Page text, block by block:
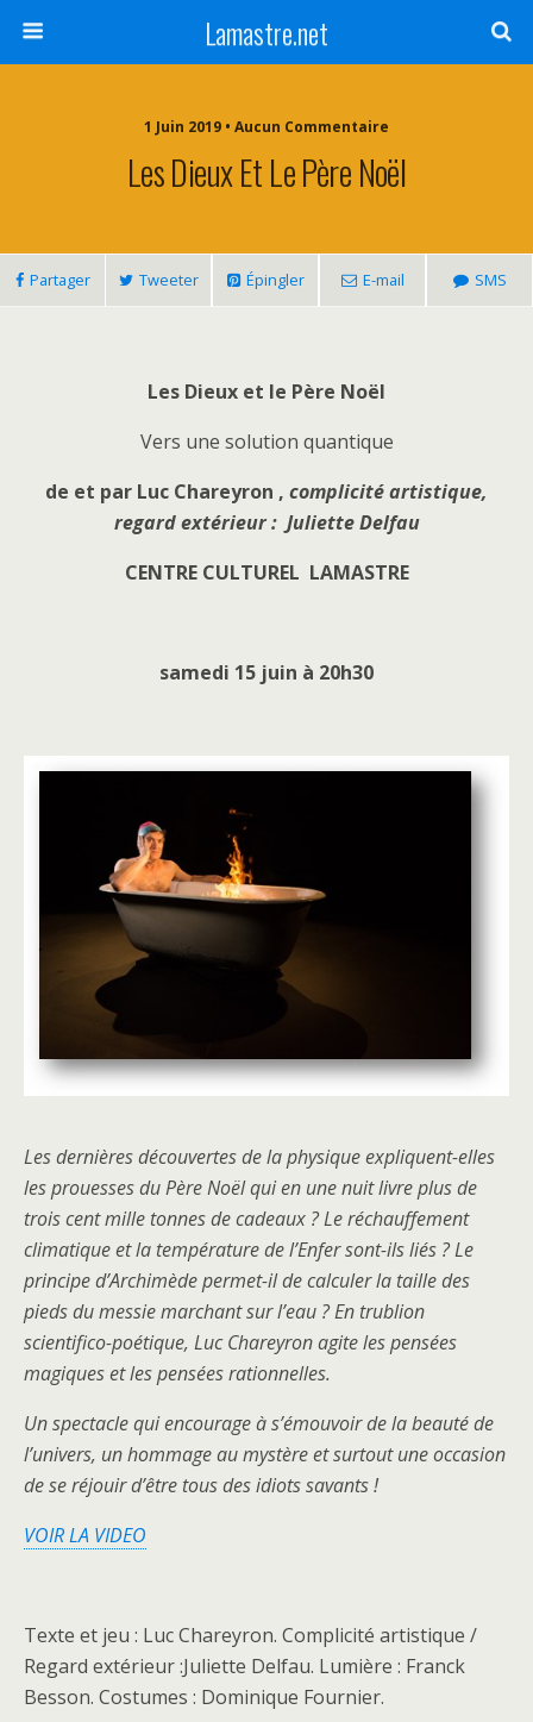
Lamastre.net
1 Juin 2019 • Aucun Commentaire
Les Dieux Et Le Père Noël
Partager Tweeter Épingler E-mail SMS
Les Dieux et le Père Noël
Vers une solution quantique
de et par Luc Chareyron , complicité artistique,
regard extérieur : Juliette Delfau
CENTRE CULTUREL LAMASTRE
samedi 15 juin à 20h30
Les dernières découvertes de la physique expliquent-elles
les prouesses du Père Noël qui en une nuit livre plus de
trois cent mille tonnes de cadeaux ? Le réchauffement
climatique et la température de l’Enfer sont-ils liés ? Le
principe d’Archimède permet-il de calculer la taille des
pieds du messie marchant sur l’eau ? En trublion
scientifico-poétique, Luc Chareyron agite les pensées
magiques et les pensées rationnelles.
Un spectacle qui encourage à s’émouvoir de la beauté de
l’univers, un hommage au mystère et surtout une occasion
de se réjouir d’être tous des idiots savants !
VOIR LA VIDEO
Texte et jeu : Luc Chareyron. Complicité artistique /
Regard extérieur :Juliette Delfau. Lumière : Franck
Besson. Costumes : Dominique Fournier.